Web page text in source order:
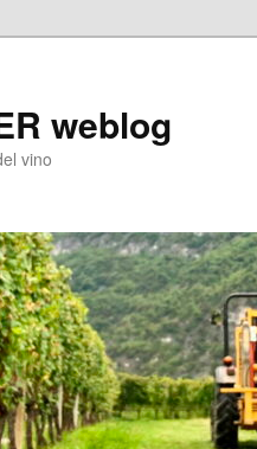
weblog
vino